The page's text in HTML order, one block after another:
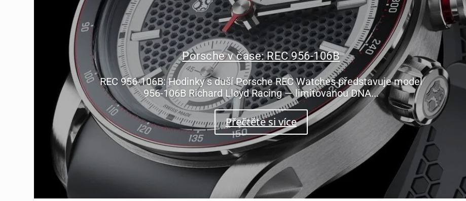
Porsche v čase: REC 956-106B
REC 956-106B: Hodinky s duší Porsche REC Watches představuje model
956-106B Richard Lloyd Racing — limitovanou DNA...
Přečtěte si více